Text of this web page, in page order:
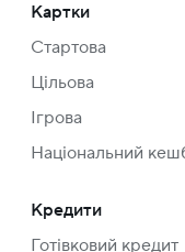
Картки
Стартова
Цільова
Ігрова
Національний
Кредити
Готівковий кредит